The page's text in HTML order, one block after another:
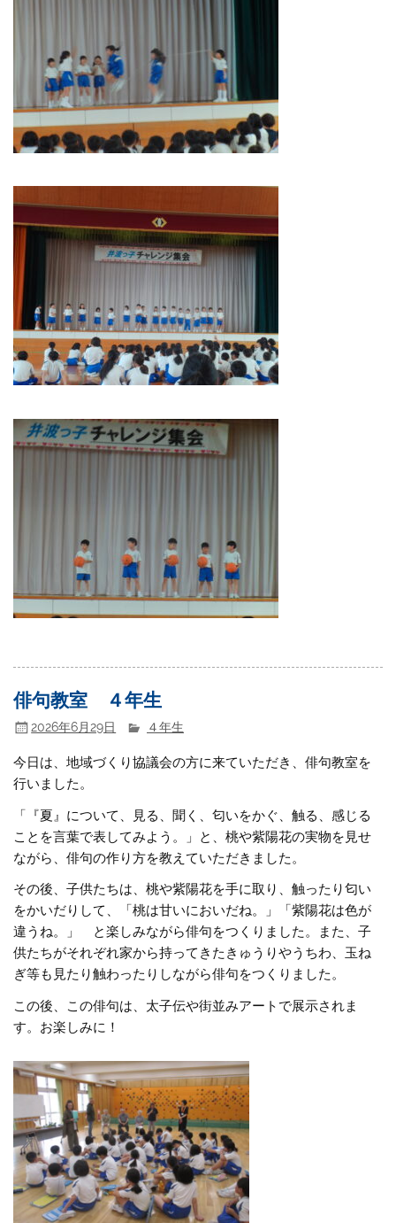
俳句教室 ４年生
2026年6月29日 ４年生
今日は、地域づくり協議会の方に来ていただき、俳句教室を
行いました。
「『夏』について、見る、聞く、匂いをかぐ、触る、感じる
ことを言葉で表してみよう。」と、桃や紫陽花の実物を見せ
ながら、俳句の作り方を教えていただきました。
その後、子供たちは、桃や紫陽花を手に取り、触ったり匂い
をかいだりして、「桃は甘いにおいだね。」「紫陽花は色が
違うね。」 と楽しみながら俳句をつくりました。また、子
供たちがそれぞれ家から持ってきたきゅうりやうちわ、玉ね
ぎ等も見たり触わったりしながら俳句をつくりました。
この後、この俳句は、太子伝や街並みアートで展示されま
す。お楽しみに！